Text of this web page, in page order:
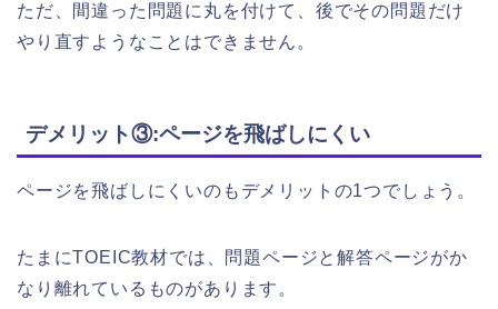
ただ、間違った問題に丸を付けて、後でその問題だけ
やり直すようなことはできません。
デメリット③:ページを飛ばしにくい
ページを飛ばしにくいのもデメリットの1つでしょう。
たまにTOEIC教材では、問題ページと解答ページがか
なり離れているものがあります。